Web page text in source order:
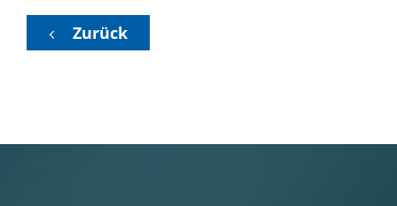
Zurück